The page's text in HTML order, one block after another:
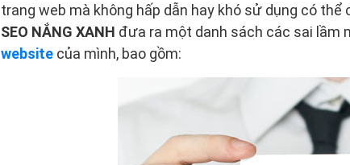
trang web mà không hấp dẫn hay khó sử dụng có thể
SEO NẮNG XANH đưa ra một danh sách các sai lầm
website của mình, bao gồm: